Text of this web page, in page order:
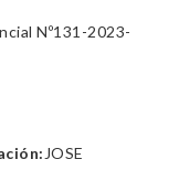
Nº131-2023-
JOSE